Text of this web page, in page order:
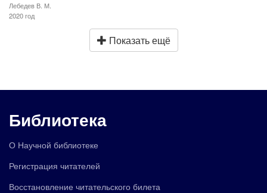
Лебедев В. М.
2020 год
Показать ещё
Библиотека
О Научной библиотеке
Регистрация читателей
Восстановление читательского билета